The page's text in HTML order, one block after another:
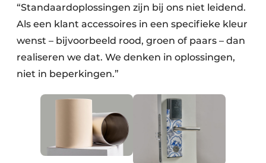
“Standaardoplossingen zijn bij ons niet leidend.
Als een klant accessoires in een specifieke kleur
wenst – bijvoorbeeld rood, groen of paars – dan
realiseren we dat. We denken in oplossingen,
niet in beperkingen.”